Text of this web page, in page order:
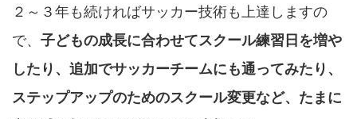
２～３年も続ければサッカー技術も上達しますの
で、 子どもの成長に合わせてスクール練習日を増や
したり、追加でサッカーチームにも通ってみたり、
ステップアップのためのスクール変更など、たまに